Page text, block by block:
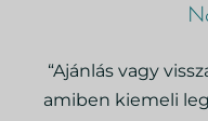
“Ajánlás vagy
amiben kiemeli